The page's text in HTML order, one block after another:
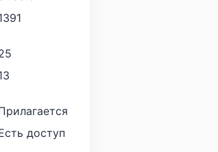
доступ